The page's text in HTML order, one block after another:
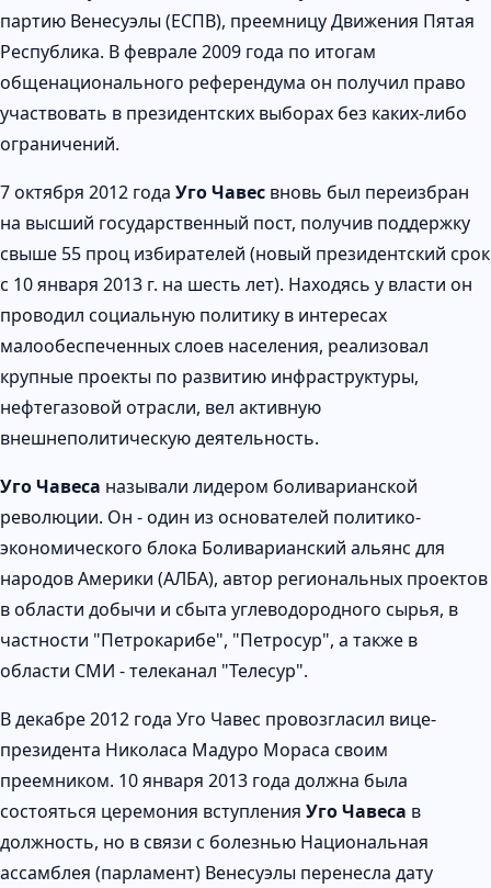
партию Венесуэлы (ЕСПВ), преемницу Движения Пятая
Республика. В феврале 2009 года по итогам
общенационального референдума он получил право
участвовать в президентских выборах без каких-либо
ограничений.
7 октября 2012 года Уго Чавес вновь был переизбран
на высший государственный пост, получив поддержку
свыше 55 проц избирателей (новый президентский срок
с 10 января 2013 г. на шесть лет). Находясь у власти он
проводил социальную политику в интересах
малообеспеченных слоев населения, реализовал
крупные проекты по развитию инфраструктуры,
нефтегазовой отрасли, вел активную
внешнеполитическую деятельность.
Уго Чавеса называли лидером боливарианской
революции. Он - один из основателей политико-
экономического блока Боливарианский альянс для
народов Америки (АЛБА), автор региональных проектов
в области добычи и сбыта углеводородного сырья, в
частности "Петрокарибе", "Петросур", а также в
области СМИ - телеканал "Телесур".
В декабре 2012 года Уго Чавес провозгласил вице-
президента Николаса Мадуро Мораса своим
преемником. 10 января 2013 года должна была
состояться церемония вступления Уго Чавеса в
должность, но в связи с болезнью Национальная
ассамблея (парламент) Венесуэлы перенесла дату